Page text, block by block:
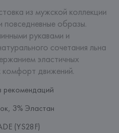
из мужской коллекции
образы.
рукавами и
сочетания льна
эластичных
движений.
рекомендаций
3% Эластан
(YS28F)